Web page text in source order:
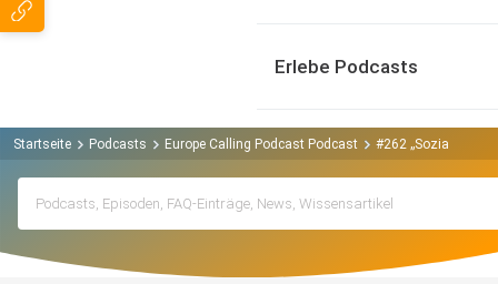
Erlebe Podcasts
Startseite Podcasts Europe Calling Podcast Podcast #262 „Soziale